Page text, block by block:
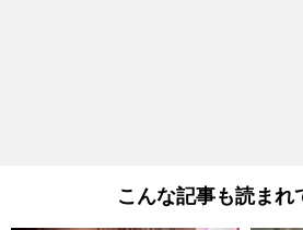
こんな記事も読まれ